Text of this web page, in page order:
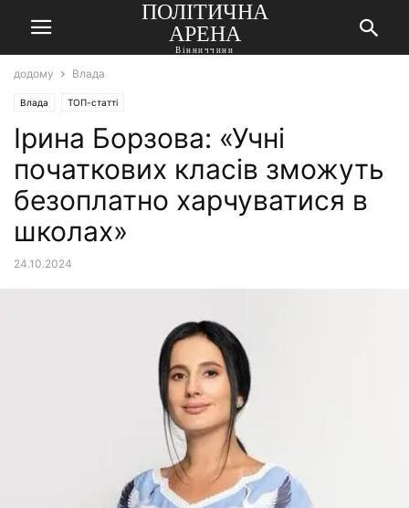
ПОЛІТИЧНА
АРЕНА
Вінниччини
додому Влада
Влада ТОП-статті
Ірина Борзова: «Учні
початкових класів зможуть
безоплатно харчуватися в
школах»
24.10.2024